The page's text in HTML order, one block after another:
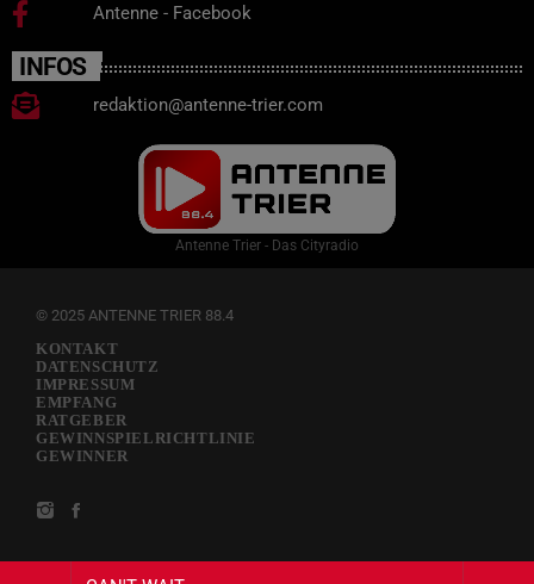
Antenne - Facebook
INFOS
redaktion@antenne-trier.com
Antenne Trier - Das Cityradio
© 2025 ANTENNE TRIER 88.4
KONTAKT
DATENSCHUTZ
IMPRESSUM
EMPFANG
RATGEBER
GEWINNSPIELRICHTLINIE
GEWINNER